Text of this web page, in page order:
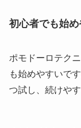
初心者でも始
ポモドーロテク
も始めやすいで
つ試し、続けや